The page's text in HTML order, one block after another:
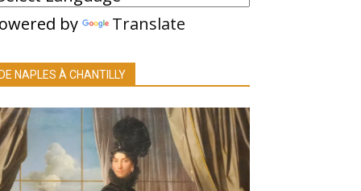
by Translate
NAPLES À CHANTILLY